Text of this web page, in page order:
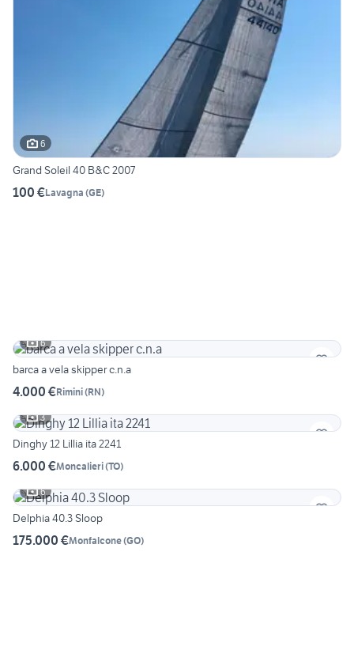
6
Grand Soleil 40 B&C 2007
100 €Lavagna (GE)
6
barca a vela skipper c.n.a
4.000 €Rimini(RN)
3
Dinghy 12 Lillia ita 2241
6.000 €Moncalieri(TO)
6
Delphia 40.3 Sloop
175.000 €Monfalcone(GO)